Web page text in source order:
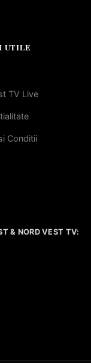
UTILE
TV Live
Conditii
& NORD VEST TV: